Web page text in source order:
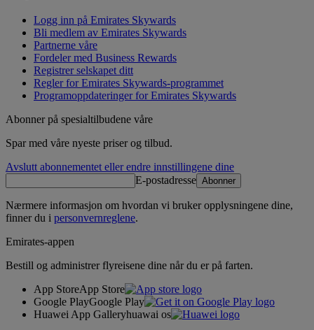
Logg inn på Emirates Skywards
Bli medlem av Emirates Skywards
Partnerne våre
Fordeler med Business Rewards
Registrer selskapet ditt
Regler for Emirates Skywards‑programmet
Programoppdateringer for Emirates Skywards
Abonner på spesialtilbudene våre
Spar med våre nyeste priser og tilbud.
Avslutt abonnementet eller endre innstillingene dine
E-postadresse Abonner
Nærmere informasjon om hvordan vi bruker opplysningene dine,
finner du i personvernreglene.
Emirates-appen
Bestill og administrer flyreisene dine når du er på farten.
App StoreApp Store
Google PlayGoogle Play
Huawei App Galleryhuawai os